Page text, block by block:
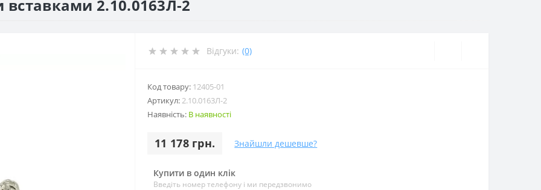
2.10.0163Л-2
Відгуки: (0)
Код товару: 12405-01
Артикул:2.10.0163Л-2
Наявність: В наявності
11 178 грн. Знайшли дешевше?
Купити в один клік
Введіть номер телефону і ми передзвонимо